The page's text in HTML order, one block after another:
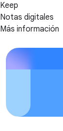
Keep
Notas digitales
Más información